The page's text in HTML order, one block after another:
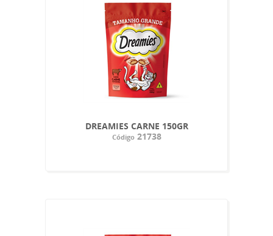
DREAMIES CARNE 150GR
Código21738